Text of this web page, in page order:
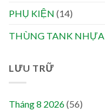
PHỤ KIỆN (14)
THÙNG TANK NHỰA
LƯU TRỮ
Tháng 8 2026(56)